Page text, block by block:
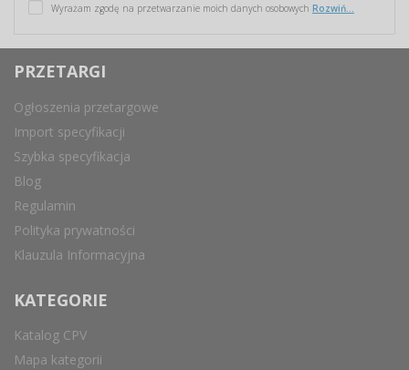
Wyrażam zgodę na przetwarzanie moich danych osobowych Rozwiń...
PRZETARGI
Ogłoszenia przetargowe
Import specyfikacji
Szybka specyfikacja
Blog
Regulamin
Polityka prywatności
Klauzula Informacyjna
KATEGORIE
Katalog CPV
Mapa kategorii